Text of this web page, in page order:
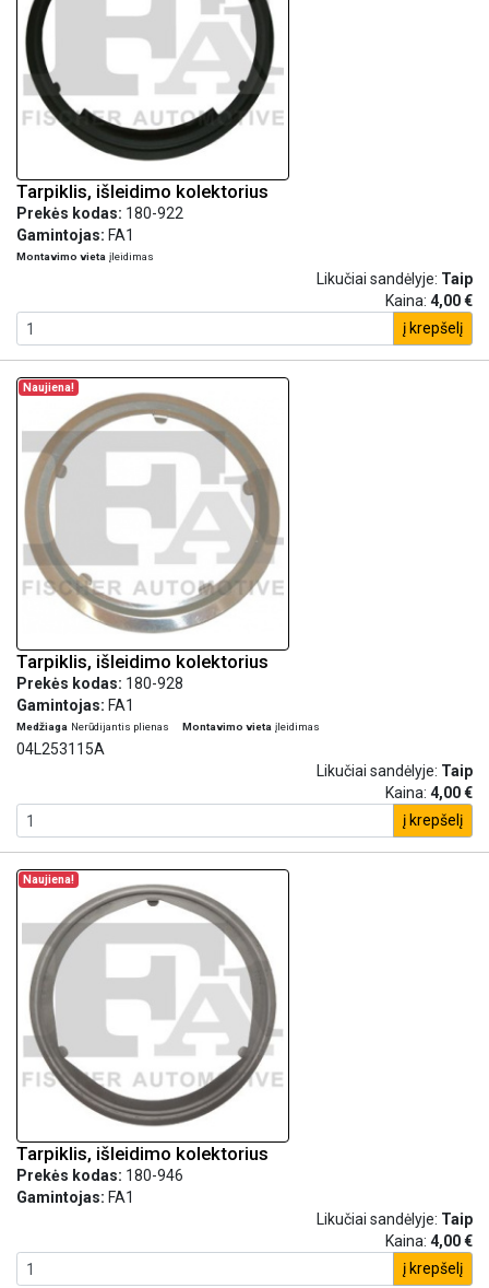
Tarpiklis, išleidimo kolektorius
Prekės kodas: 180-922
Gamintojas: FA1
Montavimo vieta įleidimas
Likučiai sandėlyje: Taip
Kaina: 4,00 €
į krepšelį
Naujiena!
Tarpiklis, išleidimo kolektorius
Prekės kodas: 180-928
Gamintojas: FA1
Medžiaga Nerūdijantis plienas Montavimo vieta įleidimas
04L253115A
Likučiai sandėlyje: Taip
Kaina: 4,00 €
į krepšelį
Naujiena!
Tarpiklis, išleidimo kolektorius
Prekės kodas: 180-946
Gamintojas: FA1
Likučiai sandėlyje: Taip
Kaina: 4,00 €
į krepšelį